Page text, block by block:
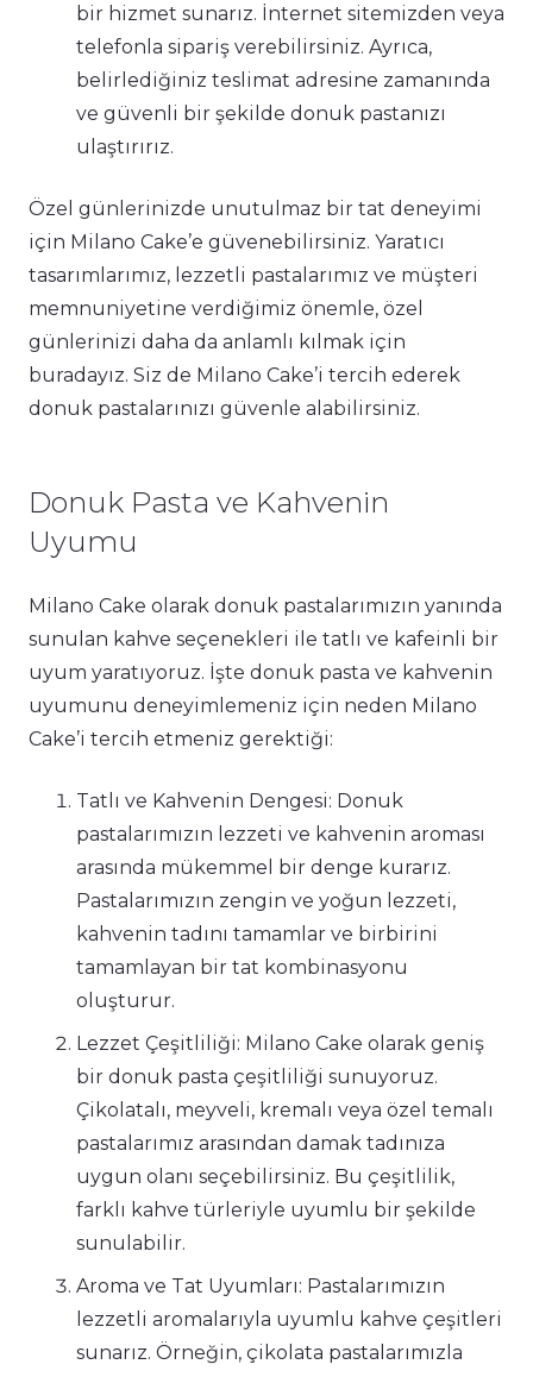
bir hizmet sunarız. İnternet sitemizden veya
telefonla sipariş verebilirsiniz. Ayrıca,
belirlediğiniz teslimat adresine zamanında
ve güvenli bir şekilde donuk pastanızı
ulaştırırız.
Özel günlerinizde unutulmaz bir tat deneyimi
için Milano Cake’e güvenebilirsiniz. Yaratıcı
tasarımlarımız, lezzetli pastalarımız ve müşteri
memnuniyetine verdiğimiz önemle, özel
günlerinizi daha da anlamlı kılmak için
buradayız. Siz de Milano Cake’i tercih ederek
donuk pastalarınızı güvenle alabilirsiniz.
Donuk Pasta ve Kahvenin
Uyumu
Milano Cake olarak donuk pastalarımızın yanında
sunulan kahve seçenekleri ile tatlı ve kafeinli bir
uyum yaratıyoruz. İşte donuk pasta ve kahvenin
uyumunu deneyimlemeniz için neden Milano
Cake’i tercih etmeniz gerektiği:
Tatlı ve Kahvenin Dengesi: Donuk
pastalarımızın lezzeti ve kahvenin aroması
arasında mükemmel bir denge kurarız.
Pastalarımızın zengin ve yoğun lezzeti,
kahvenin tadını tamamlar ve birbirini
tamamlayan bir tat kombinasyonu
oluşturur.
Lezzet Çeşitliliği: Milano Cake olarak geniş
bir donuk pasta çeşitliliği sunuyoruz.
Çikolatalı, meyveli, kremalı veya özel temalı
pastalarımız arasından damak tadınıza
uygun olanı seçebilirsiniz. Bu çeşitlilik,
farklı kahve türleriyle uyumlu bir şekilde
sunulabilir.
Aroma ve Tat Uyumları: Pastalarımızın
lezzetli aromalarıyla uyumlu kahve çeşitleri
sunarız. Örneğin, çikolata pastalarımızla